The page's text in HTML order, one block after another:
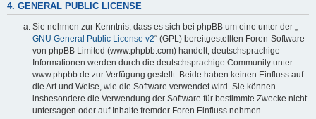
4. GENERAL PUBLIC LICENSE
Sie nehmen zur Kenntnis, dass es sich bei phpBB um eine unter der „
GNU General Public License v2“ (GPL) bereitgestellten Foren-Software
von phpBB Limited (www.phpbb.com) handelt; deutschsprachige
Informationen werden durch die deutschsprachige Community unter
www.phpbb.de zur Verfügung gestellt. Beide haben keinen Einfluss auf
die Art und Weise, wie die Software verwendet wird. Sie können
insbesondere die Verwendung der Software für bestimmte Zwecke nicht
untersagen oder auf Inhalte fremder Foren Einfluss nehmen.